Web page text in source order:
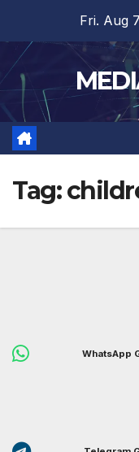
Fri. Aug
Tag:
WhatsApp